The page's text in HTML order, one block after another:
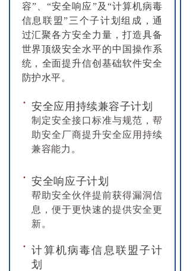
容”、“安全响应”及“计算机病毒
信息联盟”三个子计划组成，通
过汇聚各方安全力量，打造具备
世界顶级安全水平的中国操作系
统， 全面提升信创基础软件安全
防护水平。
· 安全应用持续兼容子计划
制定安全接口标准与规范，帮
助安全厂商提升安全应用持续
兼容能力。
· 安全响应子计划
帮助安全伙伴提前获得漏洞信
息，便于更快速的提供安全更
新。
· 计算机病毒信息联盟子计
划